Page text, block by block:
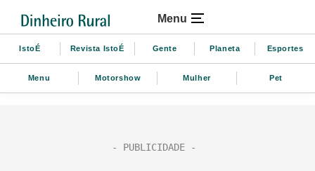
Menu
IstoÉ Revista IstoÉ Gente Planeta Esportes
Menu Motorshow Mulher Pet